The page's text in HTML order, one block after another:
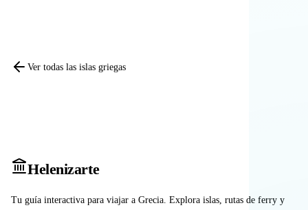
Ver todas las islas griegas
Helenizarte
Tu guía interactiva para viajar a Grecia. Explora islas, rutas de ferry y